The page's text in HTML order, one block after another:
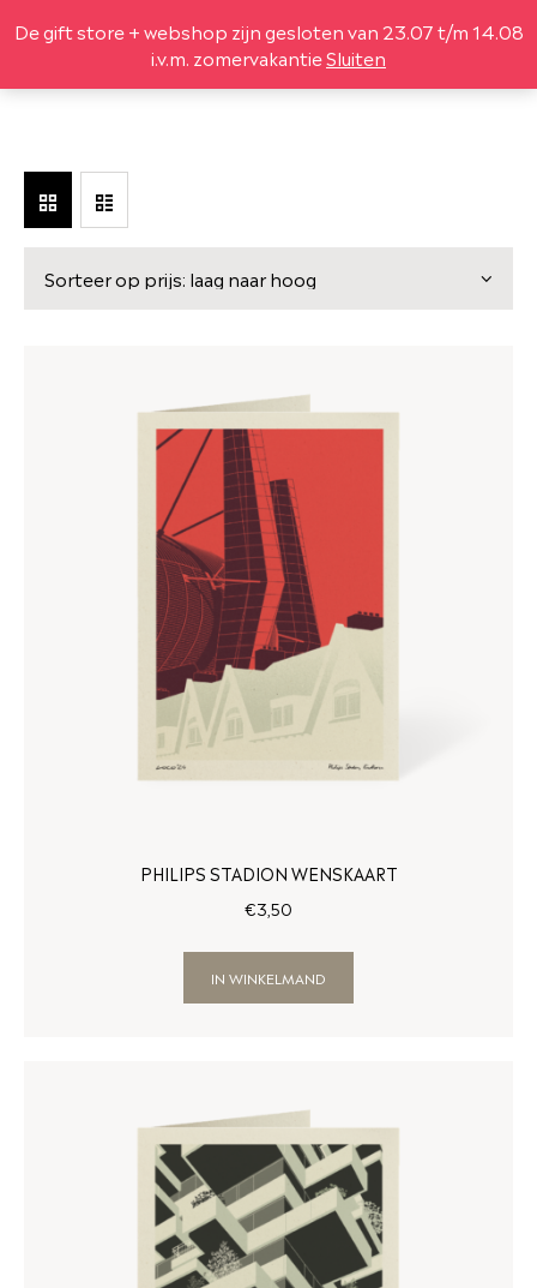
DESIGN
LEGO® SETS
LIFESTYLE
OVER
PHILIPS STADION WENSKAART
€3 50
IN WINKELMAND
De gift store + webshop zijn gesloten van 23.07 t/m 14.08
i.v.m. zomervakantieSluiten